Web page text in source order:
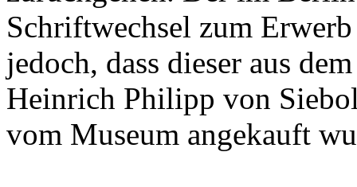
Schriftwechsel zum
jedoch, dass dieser aus
Heinrich Philipp von
vom Museum angekauft